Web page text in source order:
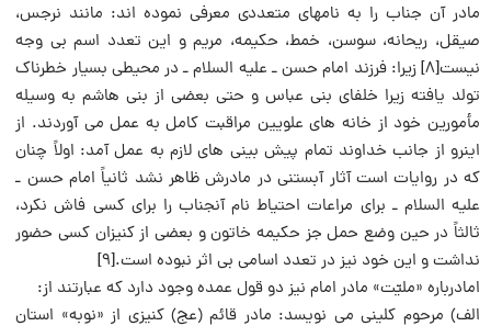
مادر آن جناب را به نامهای متعددی معرفی نموده اند: مانند نرجس،
صیقل، ریحانه، سوسن، خمط، حکیمه، مریم و این تعدد اسم بی وجه
نیست[۸] زیرا: فرزند امام حسن ـ علیه السلام ـ در محیطی بسیار خطرناک
تولد یافته زیرا خلفای بنی عباس و حتی بعضی از بنی هاشم به وسیله
مأمورین خود از خانه های علویین مراقبت کامل به عمل می آوردند. از
اینرو از جانب خداوند تمام پیش بینی های لازم به عمل آمد: اولاً چنان
که در روایات است آثار آبستنی در مادرش ظاهر نشد ثانیاً امام حسن ـ
علیه السلام ـ برای مراعات احتیاط نام آنجناب را برای کسی فاش نکرد،
ثالثاً در حین وضع حمل جز حکیمه خاتون و بعضی از کنیزان کسی حضور
نداشت و این خود نیز در تعدد اسامی بی اثر نبوده است.[۹]
امادرباره «ملیّت» مادر امام نیز دو قول عمده وجود دارد که عبارتند از:
الف) مرحوم کلینی می نویسد: مادر قائم (عج) کنیزی از «نوبه» استان